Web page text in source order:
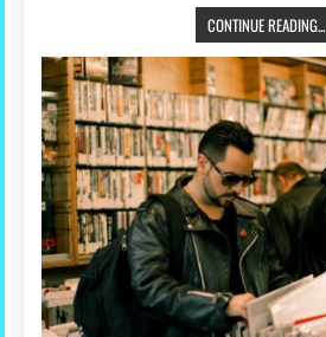
CONTINUE READING...